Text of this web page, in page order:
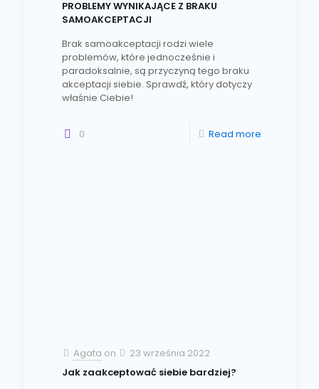
PROBLEMY WYNIKAJĄCE Z BRAKU
SAMOAKCEPTACJI
Brak samoakceptacji rodzi wiele
problemów, które jednocześnie i
paradoksalnie, są przyczyną tego braku
akceptacji siebie. Sprawdź, który dotyczy
właśnie Ciebie!
0 Read more
Agata on
23 września 2022
Jak zaakceptować siebie bardziej?